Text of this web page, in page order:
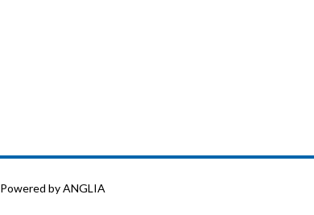
Powered byANGLIA